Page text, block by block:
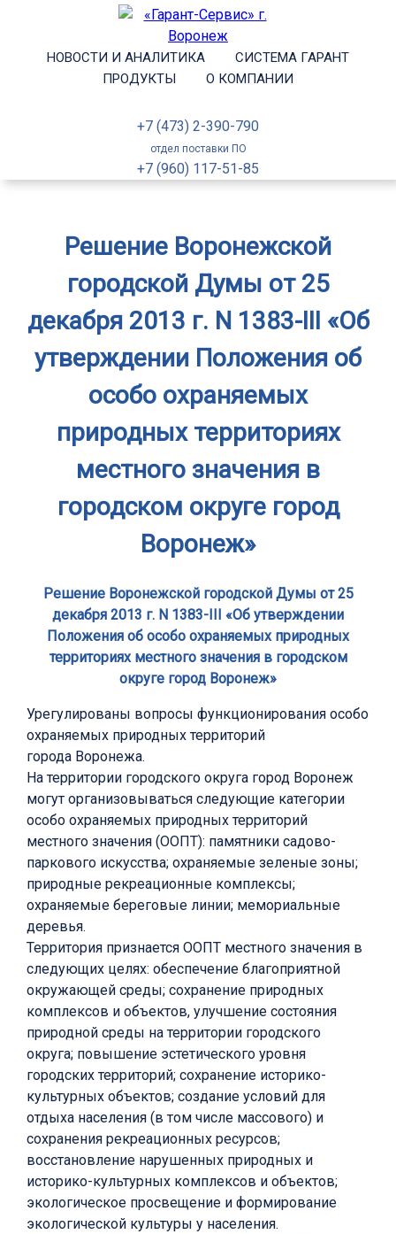
НОВОСТИ И АНАЛИТИКА
СИСТЕМА ГАРАНТ
ПРОДУКТЫ
О КОМПАНИИ
+7 (473) 2-390-790
отдел поставки ПО
+7 (960) 117-51-85
Решение Воронежской
городской Думы от 25
декабря 2013 г. N 1383-III «Об
утверждении Положения об
особо охраняемых
природных территориях
местного значения в
городском округе город
Воронеж»
Решение Воронежской городской Думы от 25
декабря 2013 г. N 1383-III «Об утверждении
Положения об особо охраняемых природных
территориях местного значения в городском
округе город Воронеж»
Урегулированы вопросы функционирования особо
охраняемых природных территорий
города Воронежа.
На территории городского округа город Воронеж
могут организовываться следующие категории
особо охраняемых природных территорий
местного значения (ООПТ): памятники садово-
паркового искусства; охраняемые зеленые зоны;
природные рекреационные комплексы;
охраняемые береговые линии; мемориальные
деревья.
Территория признается ООПТ местного значения в
следующих целях: обеспечение благоприятной
окружающей среды; сохранение природных
комплексов и объектов, улучшение состояния
природной среды на территории городского
округа; повышение эстетического уровня
городских территорий; сохранение историко-
культурных объектов; создание условий для
отдыха населения (в том числе массового) и
сохранения рекреационных ресурсов;
восстановление нарушенных природных и
историко-культурных комплексов и объектов;
экологическое просвещение и формирование
экологической культуры у населения.